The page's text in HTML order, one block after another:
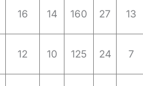
16 14 160 27 13
12 10 125 24 7